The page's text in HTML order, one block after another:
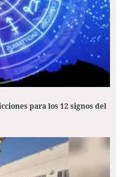
para los 12 signos del